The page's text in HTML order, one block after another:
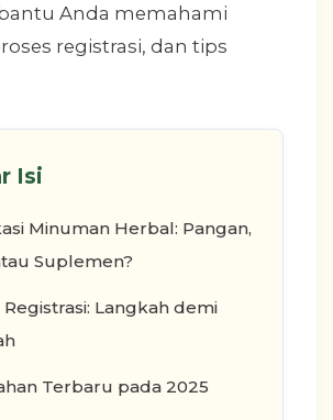
Anda memahami
registrasi, dan tips
Isi
Minuman Herbal: Pangan,
Suplemen?
Registrasi: Langkah demi
Terbaru pada 2025